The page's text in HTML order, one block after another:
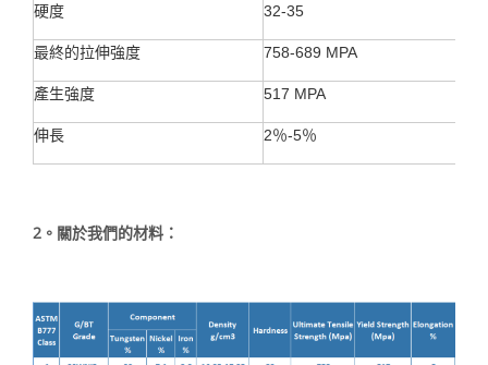
硬度 32-35
最終的拉伸強度 758-689 MPA
產生強度 517 MPA
伸長 2％-5％
2。關於我們的材料：